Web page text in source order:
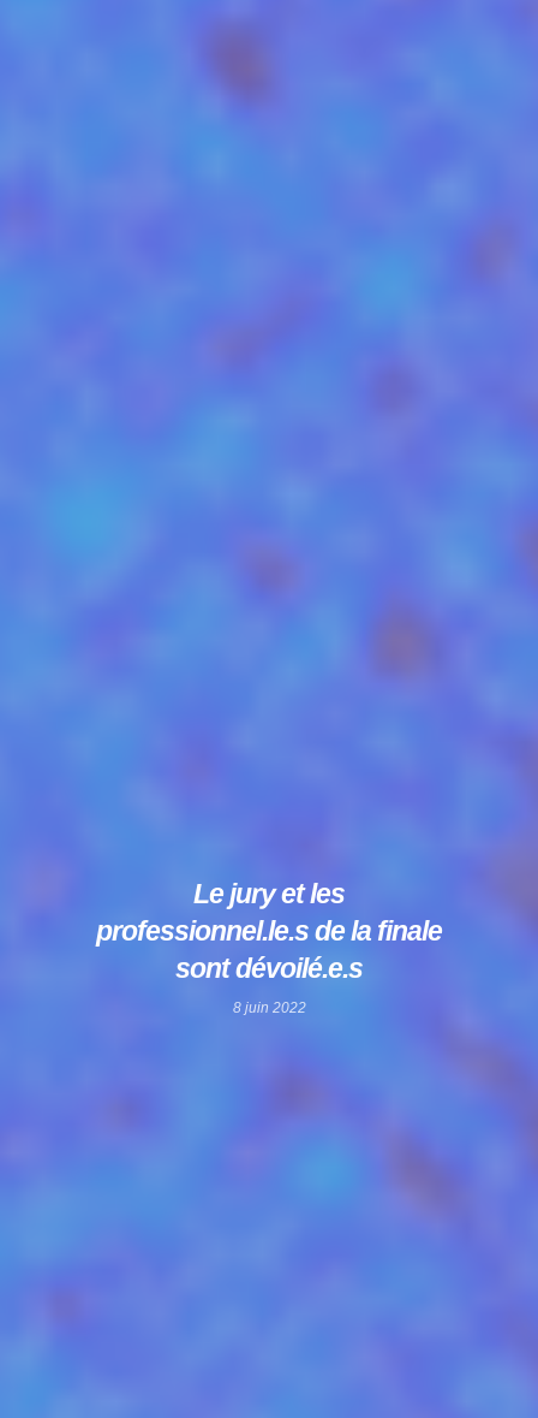
Le jury et les
professionnel.le.s de la finale
sont dévoilé.e.s
8 juin 2022